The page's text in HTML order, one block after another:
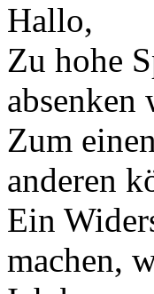
Hallo,
Zu hohe
absenken
Zum
anderen
Ein
machen,